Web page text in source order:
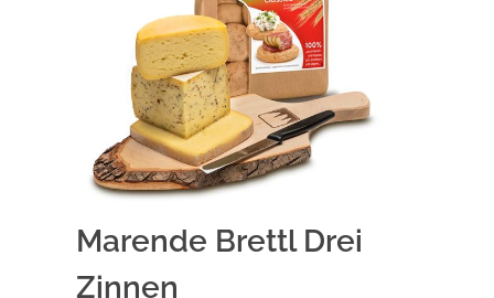
Marende Brettl Drei
Zinnen